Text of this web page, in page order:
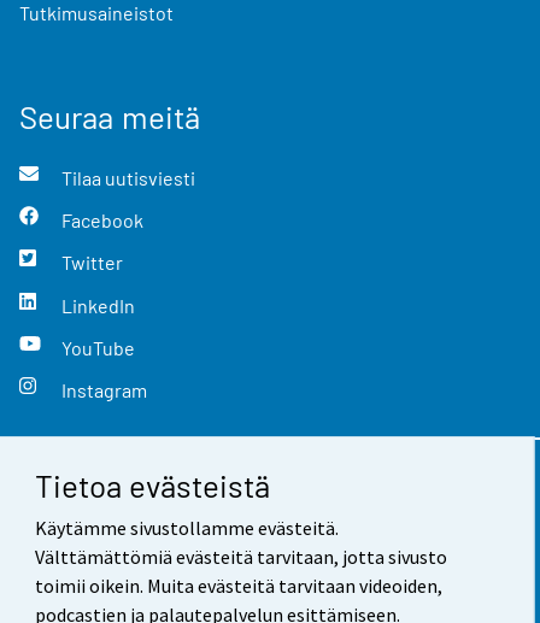
Tietoa evästeistä
Käytämme sivustollamme evästeitä.
Välttämättömiä evästeitä tarvitaan, jotta sivusto
toimii oikein. Muita evästeitä tarvitaan videoiden,
podcastien ja palautepalvelun esittämiseen.
Tutkimusaineistot
Seuraa meitä
Tilaa uutisviesti
Facebook
Twitter
LinkedIn
YouTube
Instagram
Yhteystiedot
Palaute
Käyttöehdot